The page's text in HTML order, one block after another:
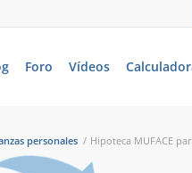
Foro Vídeos
personales / Hipoteca MUFACE